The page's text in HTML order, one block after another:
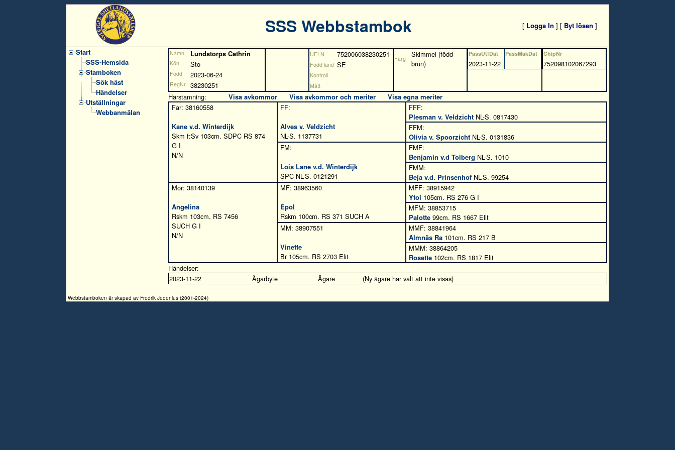
SSS Webbstambok [ Logga In ] [ Byt lösen ]
Start
SSS-Hemsida
Stamboken
Sök häst
Händelser
Utställningar
Webbanmälan
Namn Lundstorps Cathrin
Kön Sto
Född 2023-06-24
RegNr 38230251
UELN 752006038230251
Född land SE
Kontroll
Mått
Färg
Skimmel (född
brun)
PassUtfDat PassMakDat
2023-11-22
ChipNr
752098102067293
Härstamning: Visa avkommor Visa avkommor och meriter
Visa egna meriter
Far: 38160558
Kane v.d. Winterdijk
Skm f:Sv 103cm. SDPC RS 874
G I
N/N
FF:
Alves v. Veldzicht
NL-S. 1137731
FFF:
Plesman v. Veldzicht NL-S. 0817430
FFM:
Olivia v. Spoorzicht NL-S. 0131836
FM:
Lois Lane v.d. Winterdijk
SPC NL-S. 0121291
FMF:
Benjamin v.d Tolberg NL-S. 1010
FMM:
Beja v.d. Prinsenhof NL-S. 99254
Mor: 38140139
Angelina
Rskm 103cm. RS 7456
SUCH G I
N/N
MF: 38963560
Epol
Rskm 100cm. RS 371 SUCH A
MFF: 38915942
Ytol 105cm. RS 276 G I
MFM: 38853715
Palotte 99cm. RS 1667 Elit
MM: 38907551
Vinette
Br 105cm. RS 2703 Elit
MMF: 38841964
Almnäs Ra 101cm. RS 217 B
MMM: 38864205
Rosette 102cm. RS 1817 Elit
Händelser:
2023-11-22
Ägarbyte Ägare (Ny ägare har valt att inte visas)
Webbstamboken är skapad av Fredrik Jedenius (2001-2024)